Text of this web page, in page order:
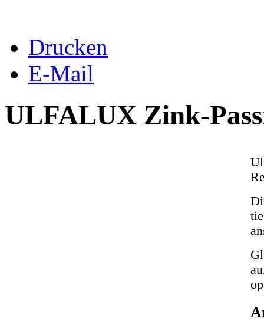
Drucken
E-Mail
ULFALUX Zink-